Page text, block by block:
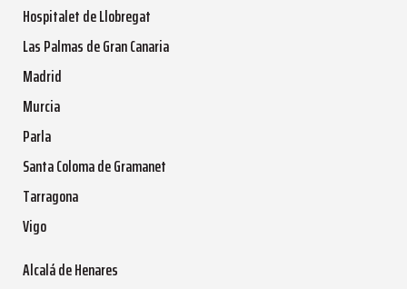
Hospitalet de Llobregat
Las Palmas de Gran Canaria
Madrid
Murcia
Parla
Santa Coloma de Gramanet
Tarragona
Vigo
Alcalá de Henares